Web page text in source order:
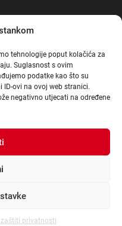
tehnologije poput kolačića za
Suglasnost s ovim
podatke kao što su
ovi na ovoj web stranici.
negativno utjecati na određene
zaštiti privatnosti